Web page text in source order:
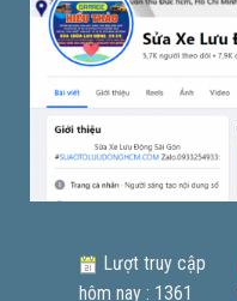
Lượt truy cập
hôm nay : 1361